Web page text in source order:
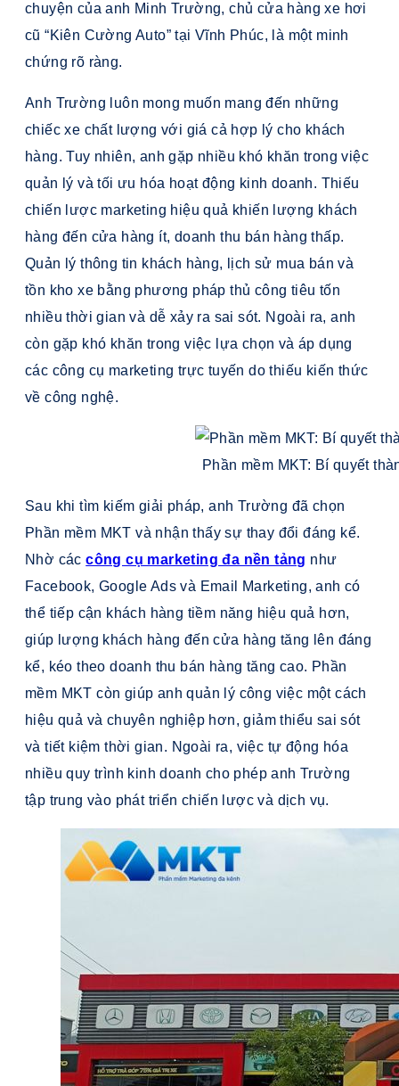
chuyện của anh Minh Trường, chủ cửa hàng xe hơi
cũ “Kiên Cường Auto” tại Vĩnh Phúc, là một minh
chứng rõ ràng.
Anh Trường luôn mong muốn mang đến những
chiếc xe chất lượng với giá cả hợp lý cho khách
hàng. Tuy nhiên, anh gặp nhiều khó khăn trong việc
quản lý và tối ưu hóa hoạt động kinh doanh. Thiếu
chiến lược marketing hiệu quả khiến lượng khách
hàng đến cửa hàng ít, doanh thu bán hàng thấp.
Quản lý thông tin khách hàng, lịch sử mua bán và
tồn kho xe bằng phương pháp thủ công tiêu tốn
nhiều thời gian và dễ xảy ra sai sót. Ngoài ra, anh
còn gặp khó khăn trong việc lựa chọn và áp dụng
các công cụ marketing trực tuyến do thiếu kiến thức
về công nghệ.
Phần mềm MKT: Bí quyết
Sau khi tìm kiếm giải pháp, anh Trường đã chọn
Phần mềm MKT và nhận thấy sự thay đổi đáng kể.
Nhờ cáccông cụ marketing đa nền tảng như
Facebook, Google Ads và Email Marketing, anh có
thể tiếp cận khách hàng tiềm năng hiệu quả hơn,
giúp lượng khách hàng đến cửa hàng tăng lên đáng
kể, kéo theo doanh thu bán hàng tăng cao. Phần
mềm MKT còn giúp anh quản lý công việc một cách
hiệu quả và chuyên nghiệp hơn, giảm thiểu sai sót
và tiết kiệm thời gian. Ngoài ra, việc tự động hóa
nhiều quy trình kinh doanh cho phép anh Trường
tập trung vào phát triển chiến lược và dịch vụ.